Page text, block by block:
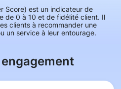
Score) est un indicateur de
de 0 à 10 et de fidélité client. Il
clients à recommander une
un service à leur entourage.